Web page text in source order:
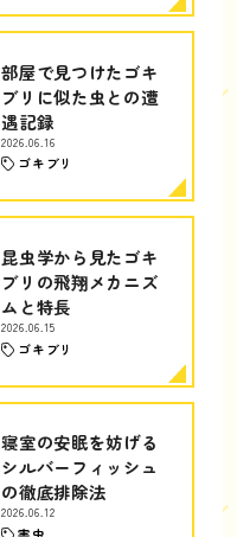
部屋で見つけたゴキ
ブリに似た虫との遭
遇記録
2026.06.16
ゴキブリ
昆虫学から見たゴキ
ブリの飛翔メカニズ
ムと特長
2026.06.15
ゴキブリ
寝室の安眠を妨げる
シルバーフィッシュ
の徹底排除法
2026.06.12